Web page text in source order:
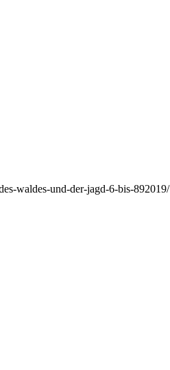
waldes-und-der-jagd-6-bis-892019/